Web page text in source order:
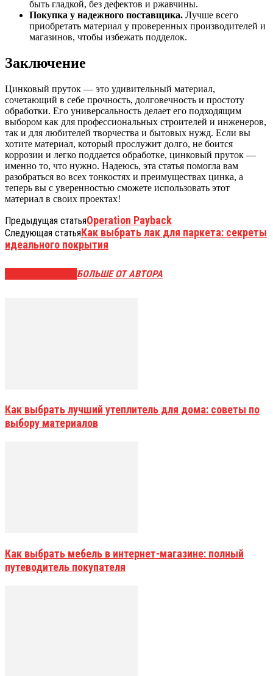
быть гладкой, без дефектов и ржавчины.
Покупка у надежного поставщика. Лучше всего
приобретать материал у проверенных производителей и
магазинов, чтобы избежать подделок.
Заключение
Цинковый пруток — это удивительный материал,
сочетающий в себе прочность, долговечность и простоту
обработки. Его универсальность делает его подходящим
выбором как для профессиональных строителей и инженеров,
так и для любителей творчества и бытовых нужд. Если вы
хотите материал, который прослужит долго, не боится
коррозии и легко поддается обработке, цинковый пруток —
именно то, что нужно. Надеюсь, эта статья помогла вам
разобраться во всех тонкостях и преимуществах цинка, а
теперь вы с уверенностью сможете использовать этот
материал в своих проектах!
Предыдущая статьяOperation Payback
Следующая статьяКак выбрать лак для паркета: секреты
идеального покрытия
БОЛЬШЕ ОТ АВТОРА
Как выбрать лучший утеплитель для дома: советы по
выбору материалов
Как выбрать мебель в интернет-магазине: полный
путеводитель покупателя